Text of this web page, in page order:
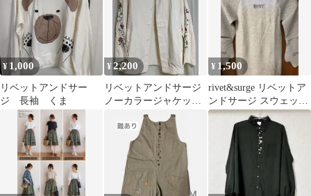
¥ 1,000
リベットアンドサー
ジ 長袖 くま
¥2,200
リベットアンドサージ
ノーカラージャケット
花刺繍 フリーサイズ
¥ 1,500
rivet&surge リベットア
ンドサージ スウェット
生地 ワンピース 個性派